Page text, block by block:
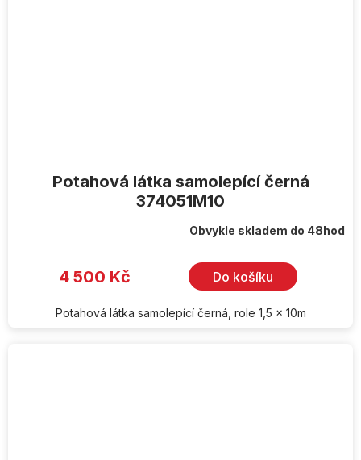
Potahová látka samolepící černá
374051M10
Obvykle skladem do 48hod
4 500 Kč Do košíku
Potahová látka samolepící černá, role 1,5 x 10m